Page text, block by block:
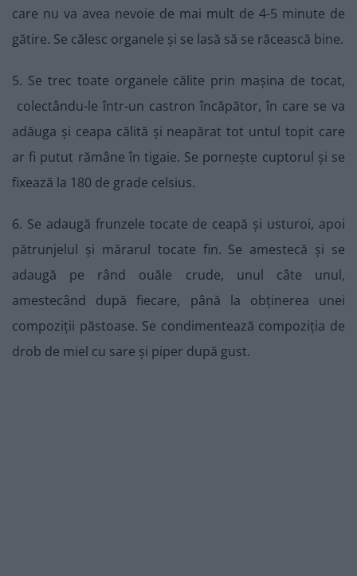
care nu va avea nevoie de mai mult de 4-5 minute de
gătire. Se călesc organele și se lasă să se răcească bine.
5. Se trec toate organele călite prin mașina de tocat,
colectându-le într-un castron încăpător, în care se va
adăuga și ceapa călită și neapărat tot untul topit care
ar fi putut rămâne în tigaie. Se pornește cuptorul și se
fixează la 180 de grade celsius.
6. Se adaugă frunzele tocate de ceapă și usturoi, apoi
pătrunjelul și mărarul tocate fin. Se amestecă și se
adaugă pe rând ouăle crude, unul câte unul,
amestecând după fiecare, până la obținerea unei
compoziții păstoase. Se condimentează compoziția de
drob de miel cu sare și piper după gust.